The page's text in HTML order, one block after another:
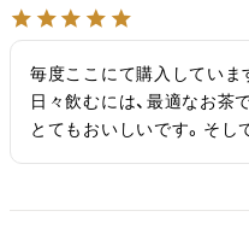
毎度ここにて購入していま
日々飲むには、最適なお茶で
とてもおいしいです。そし